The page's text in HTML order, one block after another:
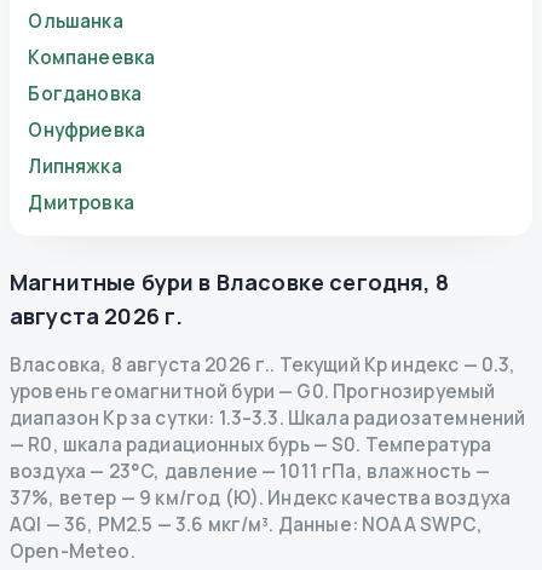
Ольшанка
Компанеевка
Богдановка
Онуфриевка
Липняжка
Дмитровка
Магнитные бури в Власовке сегодня, 8
августа 2026 г.
Власовка, 8 августа 2026 г.. Текущий Kp индекс — 0.3,
уровень геомагнитной бури — G0. Прогнозируемый
диапазон Kp за сутки: 1.3–3.3. Шкала радиозатемнений
— R0, шкала радиационных бурь— S0. Температура
воздуха — 23°C, давление — 1011 гПа, влажность —
37%, ветер — 9 км/год (Ю). Индекс качества воздуха
AQI — 36, PM2.5 — 3.6 мкг/м³. Данные: NOAA SWPC,
Open-Meteo.